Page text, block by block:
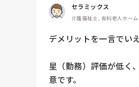
セラミックス
介護福祉士, 有料老人ホー
デメリットを一言でい
星（勤務）評価が低く
意です。